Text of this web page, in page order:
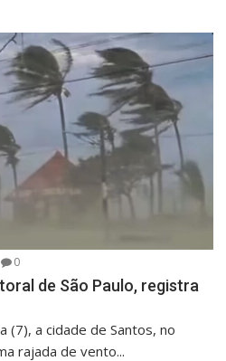
0
de São Paulo, registra
(7), a cidade de Santos, no
rajada de vento...